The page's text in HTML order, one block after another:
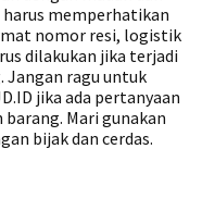
memperhatikan
nomor resi, logistik
dilakukan jika terjadi
Jangan ragu untuk
jika ada pertanyaan
Mari gunakan
bijak dan cerdas.